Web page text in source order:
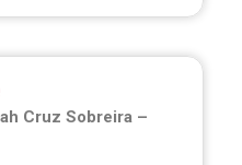
Cruz Sobreira –